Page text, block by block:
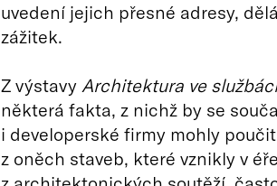
uvedení jejich přesné adresy,
zážitek.
Z výstavy Architektura ve
některá fakta, z nichž by se
i developerské firmy mohly
z oněch staveb, které vznikly v